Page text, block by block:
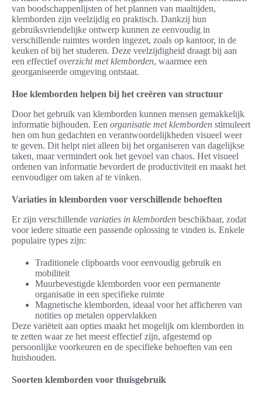
van boodschappenlijsten of het plannen van maaltijden,
klemborden zijn veelzijdig en praktisch. Dankzij hun
gebruiksvriendelijke ontwerp kunnen ze eenvoudig in
verschillende ruimtes worden ingezet, zoals op kantoor, in de
keuken of bij het studeren. Deze veelzijdigheid draagt bij aan
een effectiefoverzicht met klemborden, waarmee een
georganiseerde omgeving ontstaat.
Hoe klemborden helpen bij het creëren van structuur
Door het gebruik van klemborden kunnen mensen gemakkelijk
informatie bijhouden. Een organisatie met klemborden stimuleert
hen om hun gedachten en verantwoordelijkheden visueel weer
te geven. Dit helpt niet alleen bij het organiseren van dagelijkse
taken, maar vermindert ook het gevoel van chaos. Het visueel
ordenen van informatie bevordert de productiviteit en maakt het
eenvoudiger om taken af te vinken.
Variaties in klemborden voor verschillende behoeften
Er zijn verschillende variaties in klemborden beschikbaar, zodat
voor iedere situatie een passende oplossing te vinden is. Enkele
populaire types zijn:
Traditionele clipboards voor eenvoudig gebruik en
mobiliteit
Muurbevestigde klemborden voor een permanente
organisatie in een specifieke ruimte
Magnetische klemborden, ideaal voor het afficheren van
notities op metalen oppervlakken
Deze variëteit aan opties maakt het mogelijk om klemborden in
te zetten waar ze het meest effectief zijn, afgestemd op
persoonlijke voorkeuren en de specifieke behoeften van een
huishouden.
Soorten klemborden voor thuisgebruik